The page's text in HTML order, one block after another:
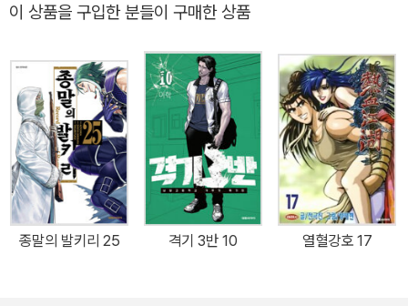
이 상품을 구입한 분들이 구매한 상품
종말의 발키리 25 격기 3반 10 열혈강호 17